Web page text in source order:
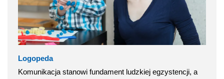
Logopeda
Komunikacja stanowi fundament ludzkiej egzystencji, a